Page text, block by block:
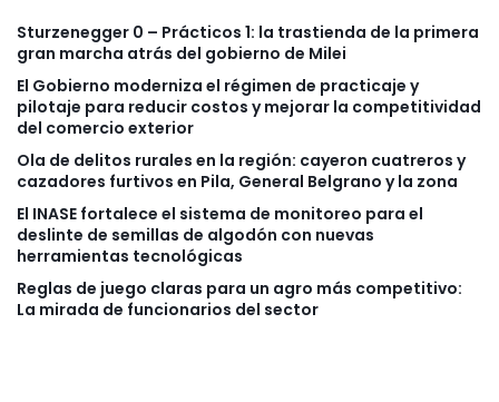
Sturzenegger 0 – Prácticos 1: la trastienda de la primera
gran marcha atrás del gobierno de Milei
El Gobierno moderniza el régimen de practicaje y
pilotaje para reducir costos y mejorar la competitividad
del comercio exterior
Ola de delitos rurales en la región: cayeron cuatreros y
cazadores furtivos en Pila, General Belgrano y la zona
El INASE fortalece el sistema de monitoreo para el
deslinte de semillas de algodón con nuevas
herramientas tecnológicas
Reglas de juego claras para un agro más competitivo:
La mirada de funcionarios del sector